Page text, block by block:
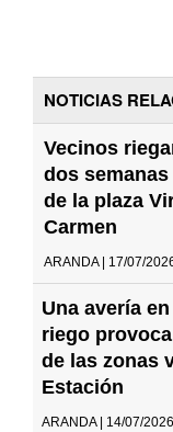
NOTICIAS
Vecinos
dos
de la plaza
Carmen
ARANDA | 17/07/
Una avería
riego
de las zonas
Estación
ARANDA | 14/07/2026